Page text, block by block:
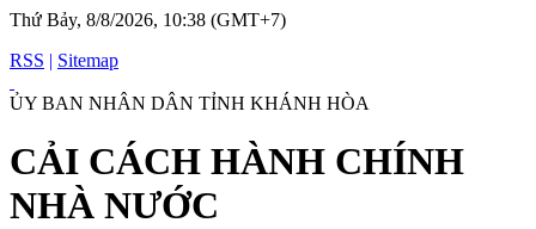
Thứ Bảy, 8/8/2026, 10:38 (GMT+7)
RSS | Sitemap
ỦY BAN NHÂN DÂN TỈNH KHÁNH HÒA
CẢI CÁCH HÀNH CHÍNH
NHÀ NƯỚC